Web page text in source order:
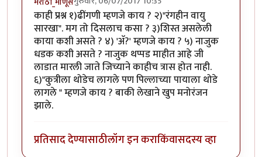
काही प्रश्न १)ढींगणी म्हणजे काय ? २)"रंगहीन वायु
सारखा". मग तो दिसलाच कसा ? ३)शिस्त असलेली
काया कशी असते ? ४) 'अ‍ॅ?' म्हणजे काय ? ५) नाजुक
धडक कशी असते ? नाजुक थप्पड माहीत आहे जी
लाडात मारली जाते जिच्याने काहीच त्रास होत नाही.
६)"कुत्रीला थोडेच लागले पण पिल्लाच्या पायाला थोडे
लागले " म्हणजे काय ? बाकी लेखाने खुप मनोरंजन
झाले.
प्रतिसाद देण्यासाठीलॉग इन कराकिंवासदस्य व्हा